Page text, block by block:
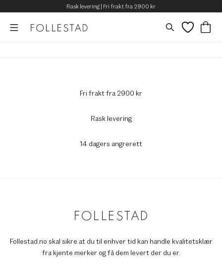
Rask levering | Fri frakt fra 2900 kr
Fri frakt fra 2900 kr
Rask levering
14 dagers angrerett
Follestad.no skal sikre at du til enhver tid kan handle kvalitetsklær
fra kjente merker og få dem levert der du er.